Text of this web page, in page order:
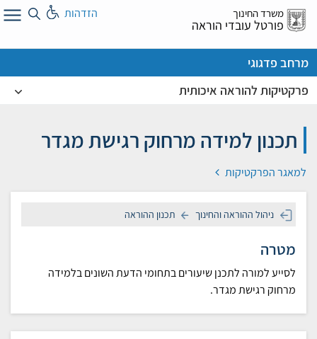
דלג
אל
משרד החינוך
פורטל עובדי הוראה
הזדהות
מרחב פדגוגי
פרקטיקות להוראה איכותית
תכנון למידה מרחוק רגישת מגדר
למאגר הפרקטיקות
ניהול ההוראה והחינוך תכנון ההוראה
מטרה
לסייע למורה לתכנן שיעורים בתחומי הדעת השונים בלמידה
מרחוק רגישת מגדר.